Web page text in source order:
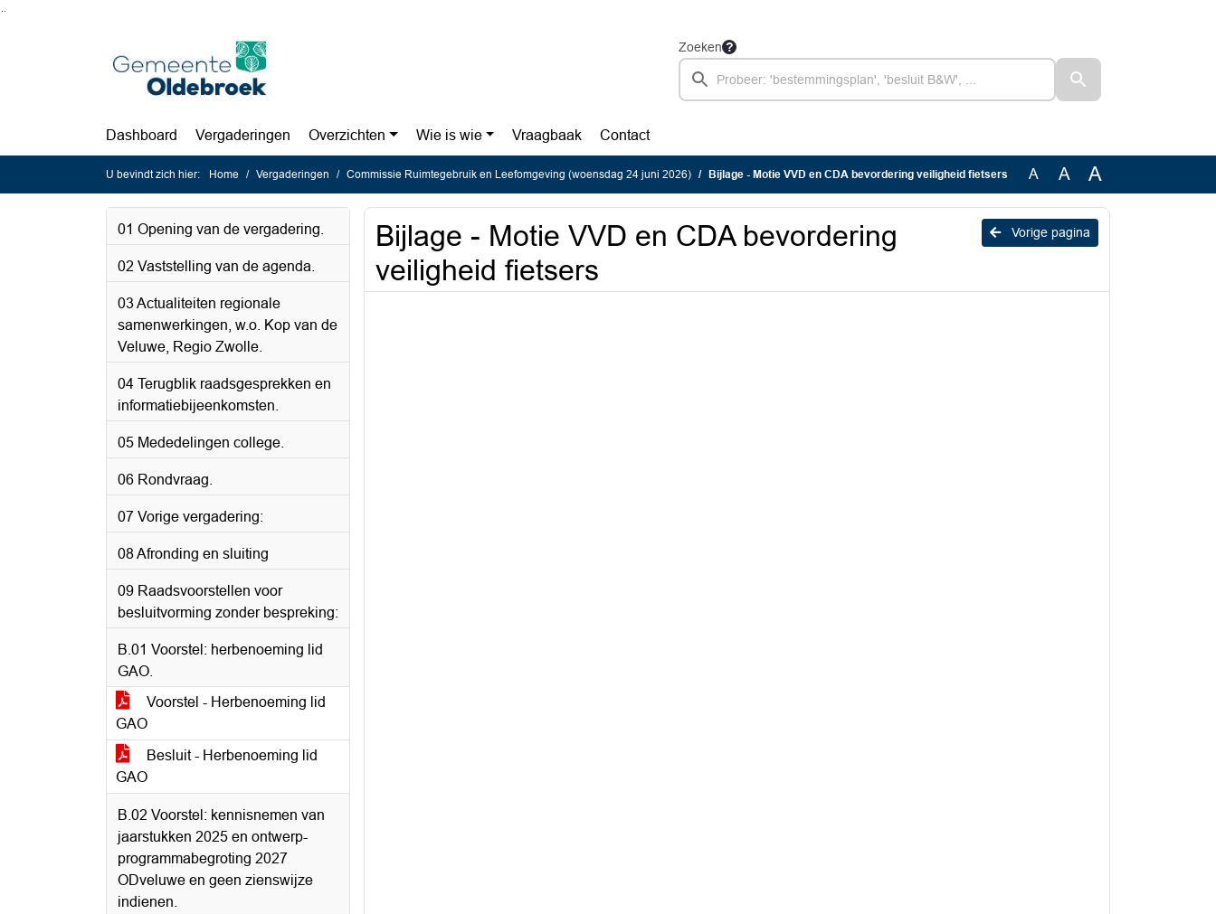
Zoeken
Dashboard Vergaderingen Overzichten Wie is wie Vraagbaak Contact
U bevindt zich hier: Home Vergaderingen Commissie Ruimtegebruik en Leefomgeving (woensdag 24 juni 2026) Bijlage - Motie VVD en CDA bevordering veiligheid fietsers A A A
01 Opening van de vergadering.
02 Vaststelling van de agenda.
03 Actualiteiten regionale
samenwerkingen, w.o. Kop van de
Veluwe, Regio Zwolle.
04 Terugblik raadsgesprekken en
informatiebijeenkomsten.
05 Mededelingen college.
06 Rondvraag.
07 Vorige vergadering:
08 Afronding en sluiting
09 Raadsvoorstellen voor
besluitvorming zonder bespreking:
B.01 Voorstel: herbenoeming lid
GAO.
Voorstel - Herbenoeming lid
GAO
Besluit - Herbenoeming lid
GAO
B.02 Voorstel: kennisnemen van
jaarstukken 2025 en ontwerp-
programmabegroting 2027
ODveluwe en geen zienswijze
indienen.
Vorige pagina
Bijlage - Motie VVD en CDA bevordering
veiligheid fietsers